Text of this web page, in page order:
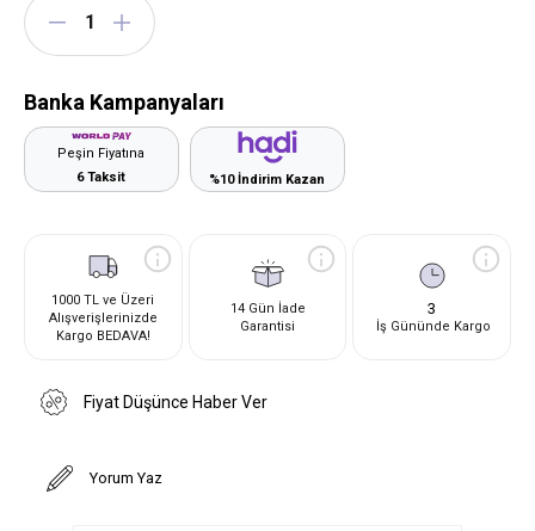
Banka Kampanyaları
Peşin Fiyatına
6 Taksit
%10 İndirim Kazan
1000 TL ve Üzeri
Alışverişlerinizde
Kargo BEDAVA!
14 Gün İade
Garantisi
3
İş Gününde Kargo
Fiyat Düşünce Haber Ver
Yorum Yaz